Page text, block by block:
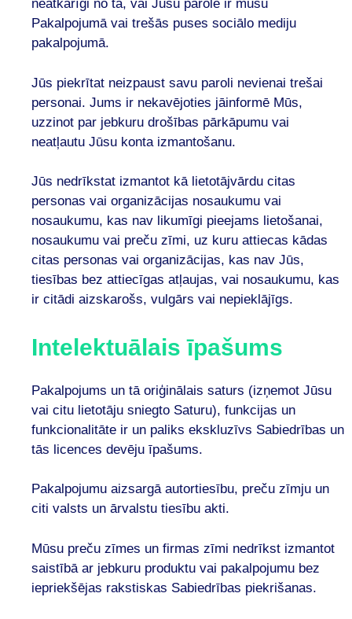
neatkarīgi no tā, vai Jūsu parole ir mūsu
Pakalpojumā vai trešās puses sociālo mediju
pakalpojumā.
Jūs piekrītat neizpaust savu paroli nevienai trešai
personai. Jums ir nekavējoties jāinformē Mūs,
uzzinot par jebkuru drošības pārkāpumu vai
neatļautu Jūsu konta izmantošanu.
Jūs nedrīkstat izmantot kā lietotājvārdu citas
personas vai organizācijas nosaukumu vai
nosaukumu, kas nav likumīgi pieejams lietošanai,
nosaukumu vai preču zīmi, uz kuru attiecas kādas
citas personas vai organizācijas, kas nav Jūs,
tiesības bez attiecīgas atļaujas, vai nosaukumu, kas
ir citādi aizskarošs, vulgārs vai nepieklājīgs.
Intelektuālais īpašums
Pakalpojums un tā oriģinālais saturs (izņemot Jūsu
vai citu lietotāju sniegto Saturu), funkcijas un
funkcionalitāte ir un paliks ekskluzīvs Sabiedrības un
tās licences devēju īpašums.
Pakalpojumu aizsargā autortiesību, preču zīmju un
citi valsts un ārvalstu tiesību akti.
Mūsu preču zīmes un firmas zīmi nedrīkst izmantot
saistībā ar jebkuru produktu vai pakalpojumu bez
iepriekšējas rakstiskas Sabiedrības piekrišanas.